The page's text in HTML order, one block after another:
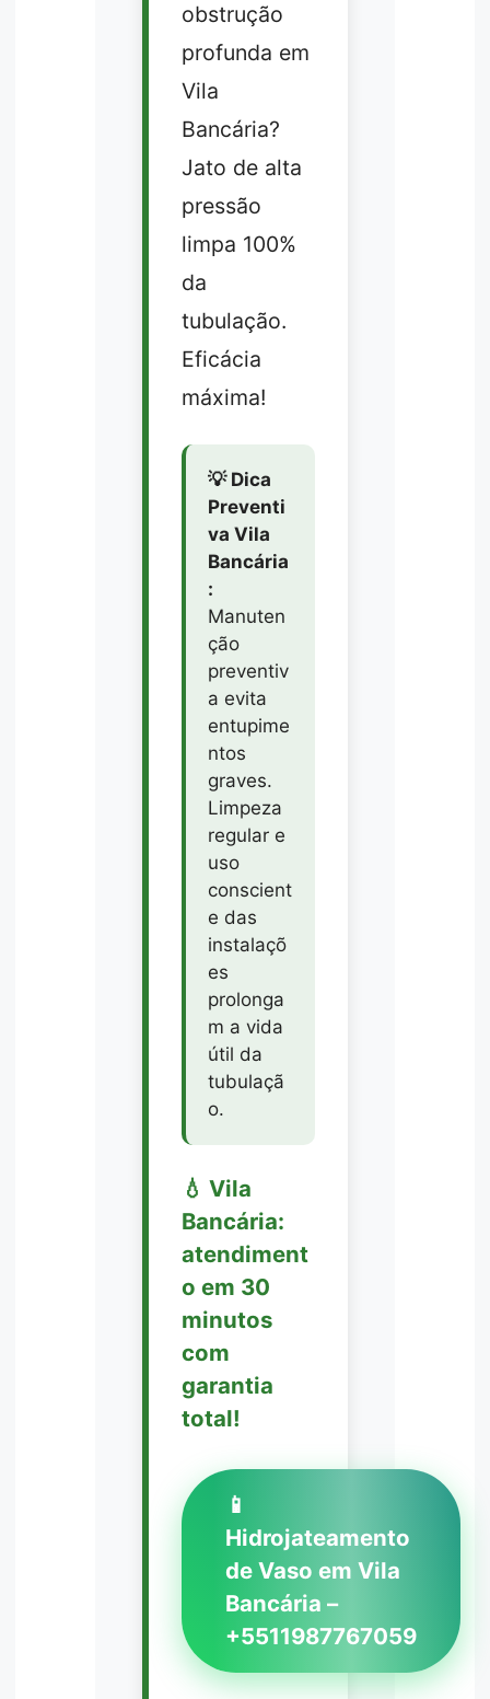
obstrução
profunda em
Vila
Bancária?
Jato de alta
pressão
limpa 100%
da
tubulação.
Eficácia
máxima!
💡 Dica
Preventi
va Vila
Bancária
:
Manuten
ção
preventiv
a evita
entupime
ntos
graves.
Limpeza
regular e
uso
conscient
e das
instalaçõ
es
prolonga
m a vida
útil da
tubulaçã
o.
💧 Vila
Bancária:
atendiment
o em 30
minutos
com
garantia
total!
📱
Hidrojateamento
de Vaso em Vila
Bancária –
+5511987767059